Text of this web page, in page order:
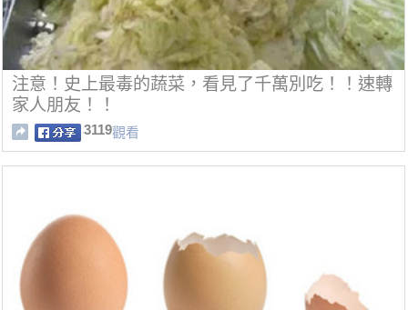
注意！史上最毒的蔬菜，看見了千萬別吃！！速轉
家人朋友！！
3119觀看